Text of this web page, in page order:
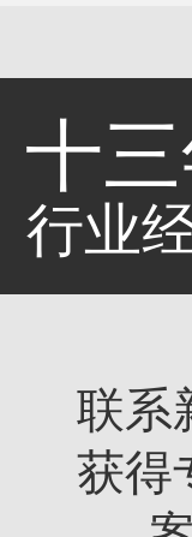
十
行业
考
联系
获得